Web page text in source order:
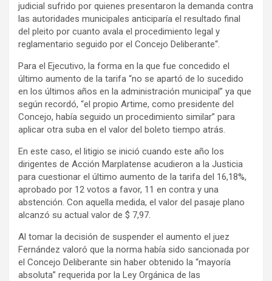
judicial sufrido por quienes presentaron la demanda contra
las autoridades municipales anticiparía el resultado final
del pleito por cuanto avala el procedimiento legal y
reglamentario seguido por el Concejo Deliberante“.
Para el Ejecutivo, la forma en la que fue concedido el
último aumento de la tarifa “no se apartó de lo sucedido
en los últimos años en la administración municipal” ya que
según recordó, “el propio Artime, como presidente del
Concejo, había seguido un procedimiento similar” para
aplicar otra suba en el valor del boleto tiempo atrás.
En este caso, el litigio se inició cuando este año los
dirigentes de Acción Marplatense acudieron a la Justicia
para cuestionar el último aumento de la tarifa del 16,18%,
aprobado por 12 votos a favor, 11 en contra y una
abstención. Con aquella medida, el valor del pasaje plano
alcanzó su actual valor de $ 7,97.
Al tomar la decisión de suspender el aumento el juez
Fernández valoró que la norma había sido sancionada por
el Concejo Deliberante sin haber obtenido la “mayoría
absoluta” requerida por la Ley Orgánica de las